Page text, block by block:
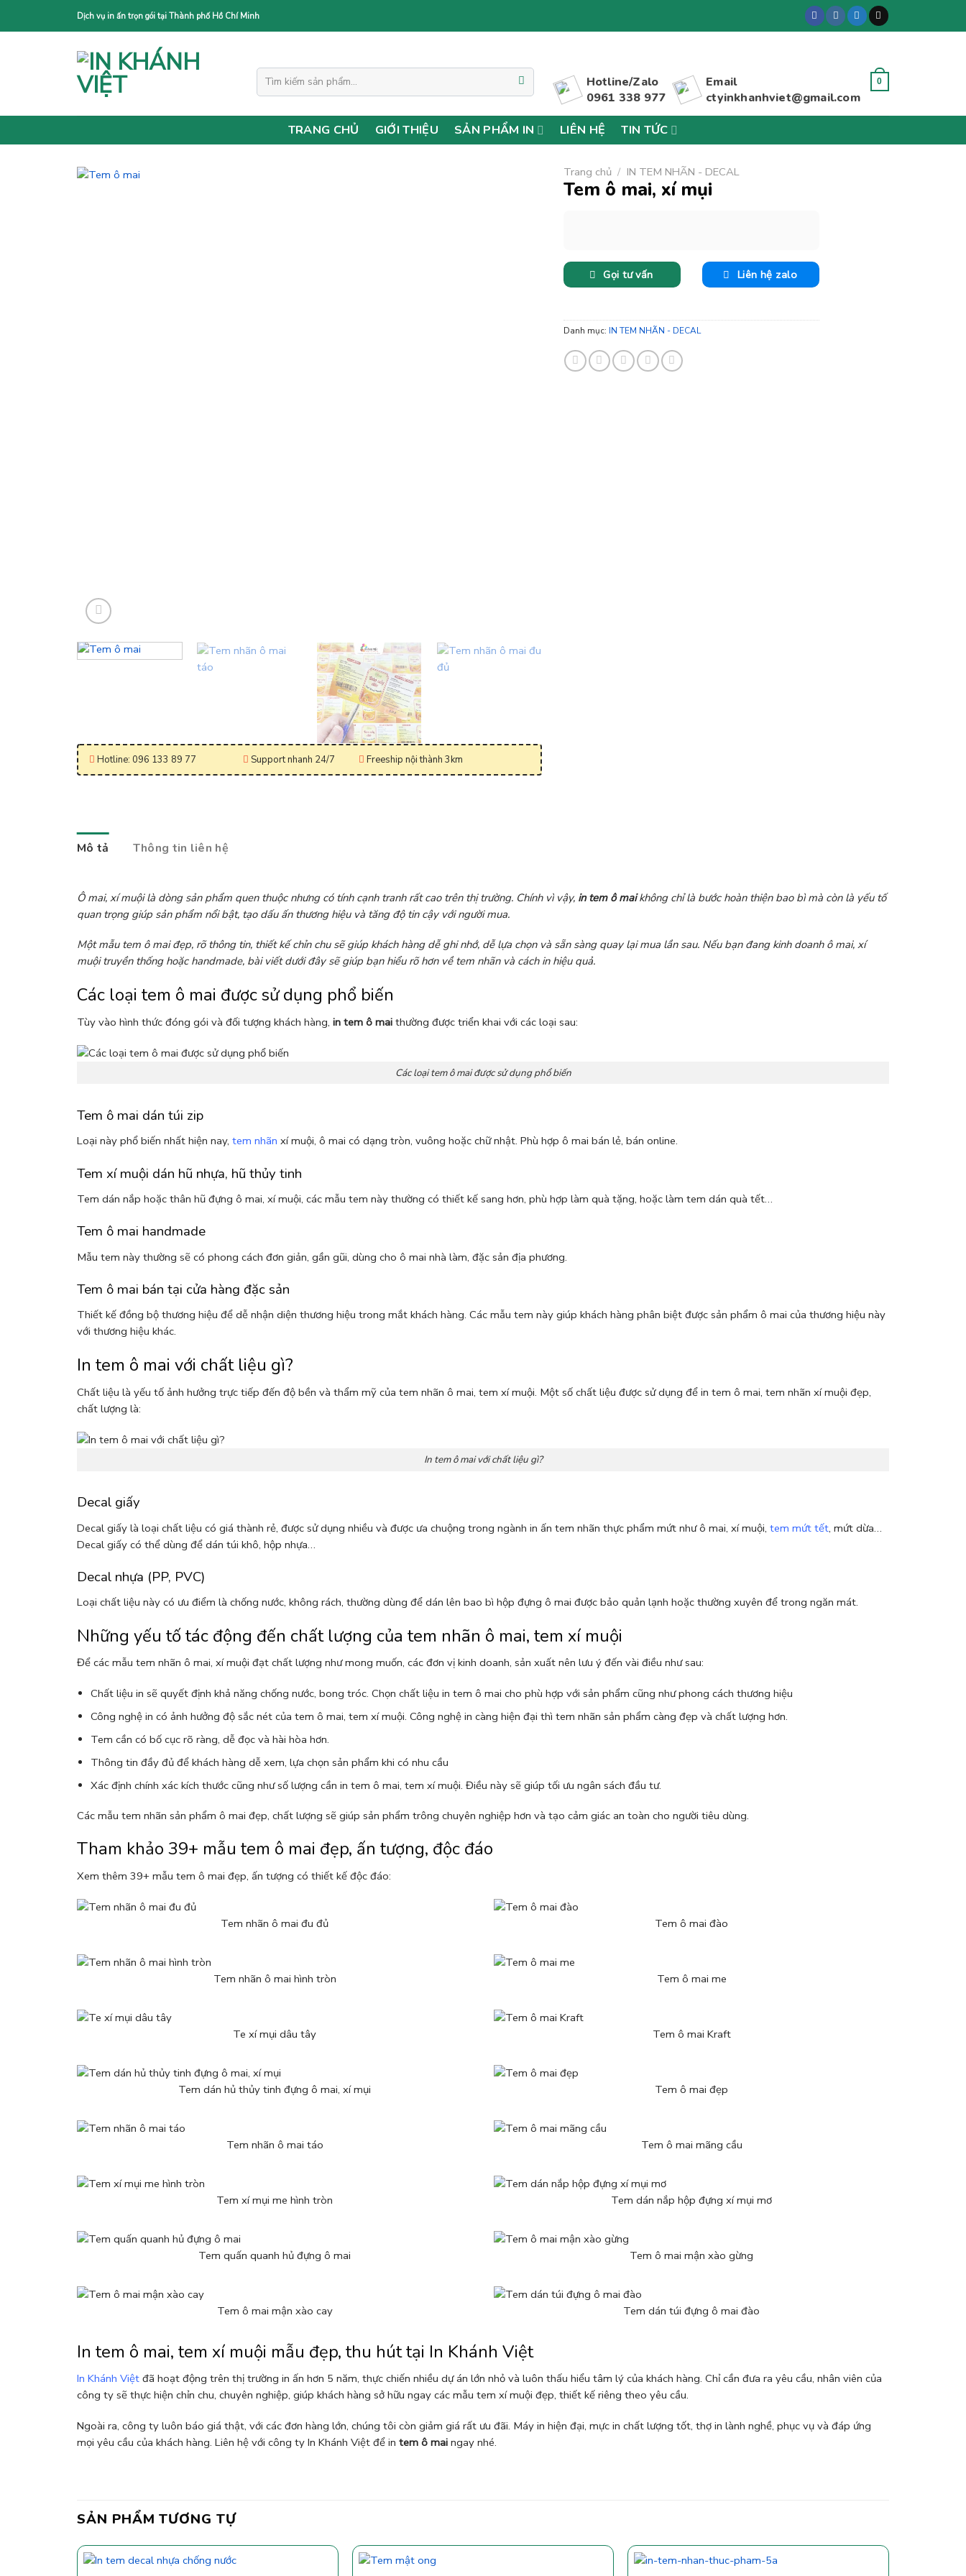
Dịch vụ in ấn trọn gói tại Thành phố Hồ Chí Minh
Tìm
kiếm:
Hotline/Zalo
0961 338 977
Email
ctyinkhanhviet@gmail.com
0
TRANG CHỦ GIỚI THIỆU SẢN PHẨM IN LIÊN HỆ TIN TỨC
Hotline: 096 133 89 77 Support nhanh 24/7 Freeship nội thành 3km
Trang chủ / IN TEM NHÃN - DECAL
Tem ô mai, xí mụi
Gọi tư vấn Liên hệ zalo
Danh mục: IN TEM NHÃN - DECAL
Mô tả Thông tin liên hệ
Ô mai, xí muội là dòng sản phẩm quen thuộc nhưng có tính cạnh tranh rất cao trên thị trường. Chính vì vậy, in tem ô maikhông chỉ là bước hoàn thiện bao bì mà còn là yếu tố
quan trọng giúp sản phẩm nổi bật, tạo dấu ấn thương hiệu và tăng độ tin cậy với người mua.
Một mẫu tem ô mai đẹp, rõ thông tin, thiết kế chỉn chu sẽ giúp khách hàng dễ ghi nhớ, dễ lựa chọn và sẵn sàng quay lại mua lần sau. Nếu bạn đang kinh doanh ô mai, xí
muội truyền thống hoặc handmade, bài viết dưới đây sẽ giúp bạn hiểu rõ hơn về tem nhãn và cách in hiệu quả.
Các loại tem ô mai được sử dụng phổ biến
Tùy vào hình thức đóng gói và đối tượng khách hàng, in tem ô mai thường được triển khai với các loại sau:
Các loại tem ô mai được sử dụng phổ biến
Tem ô mai dán túi zip
Loại này phổ biến nhất hiện nay, tem nhãn xí muội, ô mai có dạng tròn, vuông hoặc chữ nhật. Phù hợp ô mai bán lẻ, bán online.
Tem xí muội dán hũ nhựa, hũ thủy tinh
Tem dán nắp hoặc thân hũ đựng ô mai, xí muội, các mẫu tem này thường có thiết kế sang hơn, phù hợp làm quà tặng, hoặc làm tem dán quà tết…
Tem ô mai handmade
Mẫu tem này thường sẽ có phong cách đơn giản, gần gũi, dùng cho ô mai nhà làm, đặc sản địa phương.
Tem ô mai bán tại cửa hàng đặc sản
Thiết kế đồng bộ thương hiệu để dễ nhận diện thương hiệu trong mắt khách hàng. Các mẫu tem này giúp khách hàng phân biệt được sản phẩm ô mai của thương hiệu này
với thương hiệu khác.
In tem ô mai với chất liệu gì?
Chất liệu là yếu tố ảnh hưởng trực tiếp đến độ bền và thẩm mỹ của tem nhãn ô mai, tem xí muội. Một số chất liệu được sử dụng để in tem ô mai, tem nhãn xí muội đẹp,
chất lượng là:
In tem ô mai với chất liệu gì?
Decal giấy
Decal giấy là loại chất liệu có giá thành rẻ, được sử dụng nhiều và được ưa chuộng trong ngành in ấn tem nhãn thực phẩm mứt như ô mai, xí muội, tem mứt tết, mứt dừa…
Decal giấy có thể dùng để dán túi khô, hộp nhựa…
Decal nhựa (PP, PVC)
Loại chất liệu này có ưu điểm là chống nước, không rách, thường dùng để dán lên bao bì hộp đựng ô mai được bảo quản lạnh hoặc thường xuyên để trong ngăn mát.
Những yếu tố tác động đến chất lượng của tem nhãn ô mai, tem xí muội
Để các mẫu tem nhãn ô mai, xí muội đạt chất lượng như mong muốn, các đơn vị kinh doanh, sản xuất nên lưu ý đến vài điều như sau:
Chất liệu in sẽ quyết định khả năng chống nước, bong tróc. Chọn chất liệu in tem ô mai cho phù hợp với sản phẩm cũng như phong cách thương hiệu
Công nghệ in có ảnh hưởng độ sắc nét của tem ô mai, tem xí muội. Công nghệ in càng hiện đại thì tem nhãn sản phẩm càng đẹp và chất lượng hơn.
Tem cần có bố cục rõ ràng, dễ đọc và hài hòa hơn.
Thông tin đầy đủ để khách hàng dễ xem, lựa chọn sản phẩm khi có nhu cầu
Xác định chính xác kích thước cũng như số lượng cần in tem ô mai, tem xí muội. Điều này sẽ giúp tối ưu ngân sách đầu tư.
Các mẫu tem nhãn sản phẩm ô mai đẹp, chất lượng sẽ giúp sản phẩm trông chuyên nghiệp hơn và tạo cảm giác an toàn cho người tiêu dùng.
Tham khảo 39+ mẫu tem ô mai đẹp, ấn tượng, độc đáo
Xem thêm 39+ mẫu tem ô mai đẹp, ấn tượng có thiết kế độc đáo:
Tem nhãn ô mai đu đủ Tem ô mai đào
Tem nhãn ô mai hình tròn Tem ô mai me
Te xí mụi dâu tây Tem ô mai Kraft
Tem dán hủ thủy tinh đựng ô mai, xí mụi Tem ô mai đẹp
Tem nhãn ô mai táo Tem ô mai mãng cầu
Tem xí mụi me hình tròn Tem dán nắp hộp đựng xí mụi mơ
Tem quấn quanh hủ đựng ô mai Tem ô mai mận xào gừng
Tem ô mai mận xào cay Tem dán túi đựng ô mai đào
In tem ô mai, tem xí muội mẫu đẹp, thu hút tại In Khánh Việt
In Khánh Việt đã hoạt động trên thị trường in ấn hơn 5 năm, thực chiến nhiều dự án lớn nhỏ và luôn thấu hiểu tâm lý của khách hàng. Chỉ cần đưa ra yêu cầu, nhân viên của
công ty sẽ thực hiện chỉn chu, chuyên nghiệp, giúp khách hàng sở hữu ngay các mẫu tem xí muội đẹp, thiết kế riêng theo yêu cầu.
Ngoài ra, công ty luôn báo giá thật, với các đơn hàng lớn, chúng tôi còn giảm giá rất ưu đãi. Máy in hiện đại, mực in chất lượng tốt, thợ in lành nghề, phục vụ và đáp ứng
mọi yêu cầu của khách hàng. Liên hệ với công ty In Khánh Việt để in tem ô mai ngay nhé.
SẢN PHẨM TƯƠNG TỰ